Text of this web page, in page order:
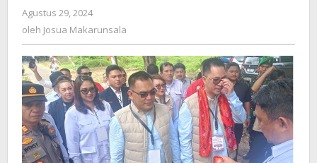
Agustus 29, 2024
Josua
oleh Josua Makarunsala